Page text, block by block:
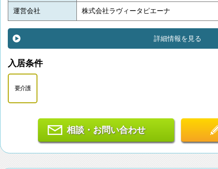
運営会社 株式会社ラヴィータピエーナ
詳細情報を見る
入居条件
要介護
相談・お問い合わせ